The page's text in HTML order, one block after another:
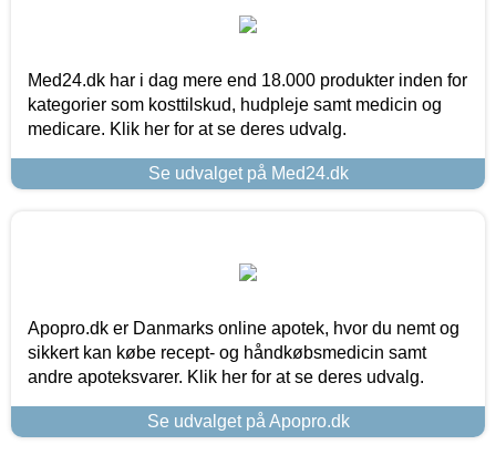
Med24.dk har i dag mere end 18.000 produkter inden for
kategorier som kosttilskud, hudpleje samt medicin og
medicare. Klik her for at se deres udvalg.
Se udvalget på Med24.dk
Apopro.dk er Danmarks online apotek, hvor du nemt og
sikkert kan købe recept- og håndkøbsmedicin samt
andre apoteksvarer. Klik her for at se deres udvalg.
Se udvalget på Apopro.dk